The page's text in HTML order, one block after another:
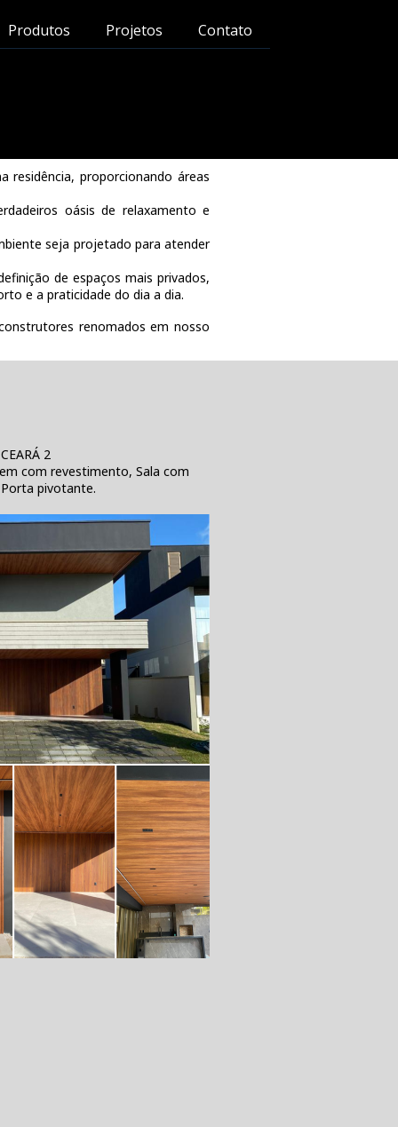
Produtos Projetos Contato
residência, proporcionando áreas
oásis de relaxamento e
seja projetado para atender
de espaços mais privados,
e a praticidade do dia a dia.
renomados em nosso
2
com revestimento, Sala com
pivotante.